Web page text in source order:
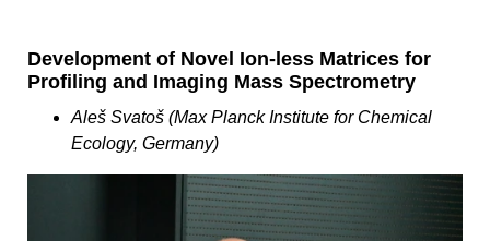
Development of Novel Ion-less Matrices for
Profiling and Imaging Mass Spectrometry
Aleš Svatoš (Max Planck Institute for Chemical
Ecology, Germany)